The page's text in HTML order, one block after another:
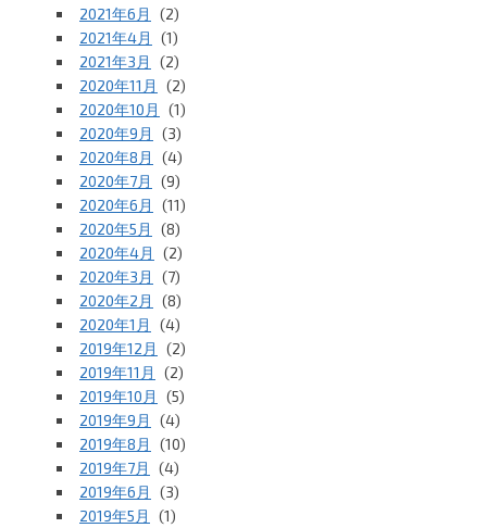
2021年6月
(2)
2021年4月
(1)
2021年3月
(2)
2020年11月
(2)
2020年10月
(1)
2020年9月
(3)
2020年8月
(4)
2020年7月
(9)
2020年6月
(11)
2020年5月
(8)
2020年4月
(2)
2020年3月
(7)
2020年2月
(8)
2020年1月
(4)
2019年12月
(2)
2019年11月
(2)
2019年10月
(5)
2019年9月
(4)
2019年8月
(10)
2019年7月
(4)
2019年6月
(3)
2019年5月
(1)